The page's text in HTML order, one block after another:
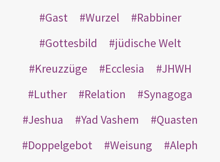
Gast
Wurzel
Rabbiner
Gottesbild
jüdische Welt
Kreuzzüge
Ecclesia
JHWH
Luther
Relation
Synagoga
Jeshua
Yad Vashem
Quasten
Doppelgebot
Weisung
Aleph